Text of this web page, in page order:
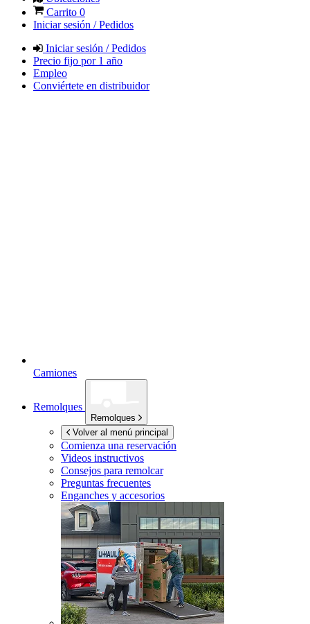
Carrito 0
Iniciar sesión / Pedidos
Iniciar sesión / Pedidos
Precio fijo por 1 año
Empleo
Conviértete en distribuidor
Camiones
Remolques
Remolques
Volver al menú principal
Comienza una reservación
Videos instructivos
Consejos para remolcar
Preguntas frecuentes
Enganches y accesorios